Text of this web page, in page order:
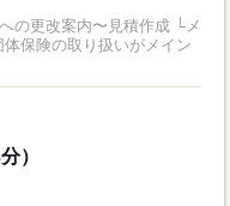
の更改案内〜見積作成 └メ
）